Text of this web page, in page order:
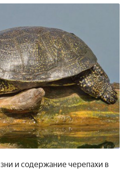
и содержание черепахи в